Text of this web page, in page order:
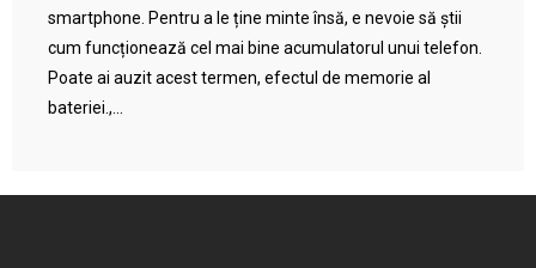
smartphone. Pentru a le ține minte însă, e nevoie să știi
cum funcționează cel mai bine acumulatorul unui telefon.
Poate ai auzit acest termen, efectul de memorie al
bateriei.,...